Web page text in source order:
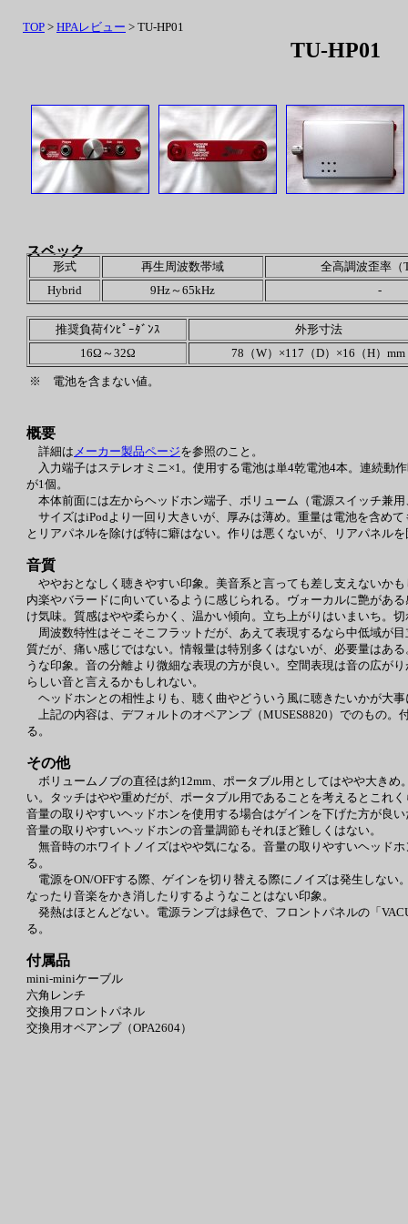
TU-HP01
概要
詳細は メーカー製品ページを参照のこと。
入力端子はステレオミニ×1。使用する電池は単4乾電池4本。連続動
が1個。
本体前面には左からヘッドホン端子、ボリューム（電源スイッチ兼
サイズはiPodより一回り大きいが、厚みは薄め。重量は電池を含め
とリアパネルを除けば特に癖はない。作りは悪くないが、リアパネル
音質
ややおとなしく聴きやすい印象。美音系と言っても差し支えないか
内楽やバラードに向いているように感じられる。ヴォーカルに艶があ
け気味。質感はやや柔らかく、温かい傾向。立ち上がりはいまいち。
周波数特性はそこそこフラットだが、あえて表現するなら中低域が
質だが、痛い感じではない。情報量は特別多くはないが、必要量はあ
うな印象。音の分離より微細な表現の方が良い。空間表現は音の広が
らしい音と言えるかもしれない。
ヘッドホンとの相性よりも、聴く曲やどういう風に聴きたいかが大
上記の内容は、デフォルトのオペアンプ（MUSES8820）でのもの。
る。
その他
ボリュームノブの直径は約12mm、ポータブル用としてはやや大き
い。タッチはやや重めだが、ポータブル用であることを考えるとこれ
音量の取りやすいヘッドホンを使用する場合はゲインを下げた方が良
音量の取りやすいヘッドホンの音量調節もそれほど難しくはない。
無音時のホワイトノイズはやや気になる。音量の取りやすいヘッド
る。
電源をON/OFFする際、ゲインを切り替える際にノイズは発生しな
なったり音楽をかき消したりするようなことはない印象。
発熱はほとんどない。電源ランプは緑色で、フロントパネルの「
る。
付属品
mini-miniケーブル
六角レンチ
交換用フロントパネル
交換用オペアンプ（OPA2604）
スペック
形式 再生周波数帯域
全高調波歪率（
Hybrid
9Hz～65kHz -
推奨負荷ｲﾝﾋﾟｰﾀﾞﾝｽ
外形寸法
16Ω～32Ω
78（W）×117（D）×16（H）mm
TOP > HPAレビュー > TU-HP01
※ 電池を含まない値。